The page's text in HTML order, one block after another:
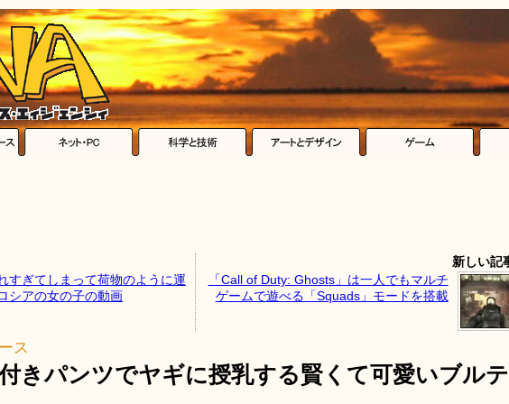
すぎてしまって荷物のように運
シアの女の子の動画
新しい記
「Call of Duty: Ghosts」は一人でもマルチ
ゲームで遊べる「Squads」モードを搭載
ス
きパンツでヤギに授乳する賢くて可愛いブルテ